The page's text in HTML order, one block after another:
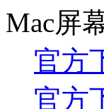
Mac屏
官方
官方